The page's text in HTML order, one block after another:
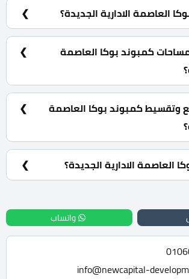
العاصمة الادارية الجديدة؟
الادارية الجديدة يقع في الحي
كمبوند بوكا العاصمة
شقق سكنية بمساحات تبدأ من 109 متر مربع و أيضا بأسعار
كمبوند بوكا العاصمة
و أيضا يتم تقسيط الباقي من المبلغ
العاصمة الادارية الجديدة؟
الان : 01060626827
واتساب
info@newcapital-